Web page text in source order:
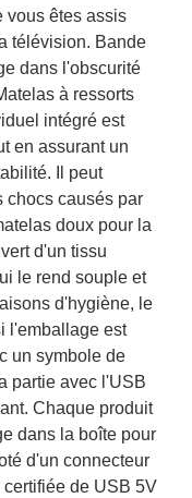
vous êtes assis
télévision. Bande
dans l'obscurité
à ressorts
intégré est
en assurant un
Il peut
chocs causés par
doux pour la
d'un tissu
le rend souple et
d'hygiène, le
l'emballage est
un symbole de
partie avec l'USB
Chaque produit
dans la boîte pour
d'un connecteur
de USB 5V